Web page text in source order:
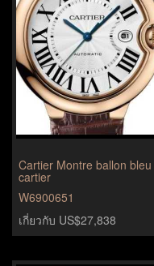
Cartier Montre ballon bleu
cartier
W6900651
เกี่ยวกับ US$27,838